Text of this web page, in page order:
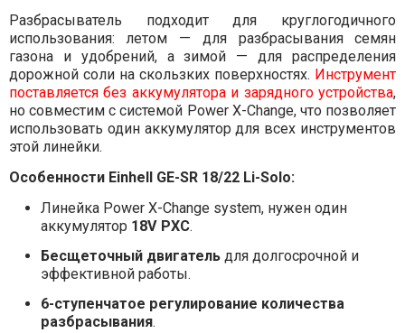
Разбрасыватель подходит для круглогодичного
использования: летом — для разбрасывания семян
газона и удобрений, а зимой — для распределения
дорожной соли на скользких поверхностях. Инструмент
поставляется без аккумулятора и зарядного устройства,
но совместим с системой Power X-Change, что позволяет
использовать один аккумулятор для всех инструментов
этой линейки.
Особенности Einhell GE-SR 18/22 Li-Solo:
Линейка Power X-Change system, нужен один
аккумулятор 18V PXC.
Бесщеточный двигательдля долгосрочной и
эффективной работы.
6-ступенчатое регулирование количества
разбрасывания.